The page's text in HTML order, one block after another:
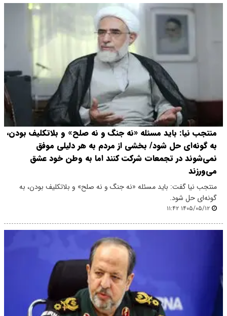
منتجب نیا: باید مسئله «نه جنگ و نه صلح» و بلاتکلیف بودن،
به گونه‌ای حل شود/ بخشی از مردم به هر دلیلی موفق
نمی‌شوند در تجمعات شرکت کنند اما به وطن خود عشق
می‌ورزند
منتجب نیا گفت: باید مسئله «نه جنگ و نه صلح» و بلاتکلیف بودن، به
گونه‌ای حل شود.
۱۴۰۵/۰۵/۱۲ ۱۱:۴۲